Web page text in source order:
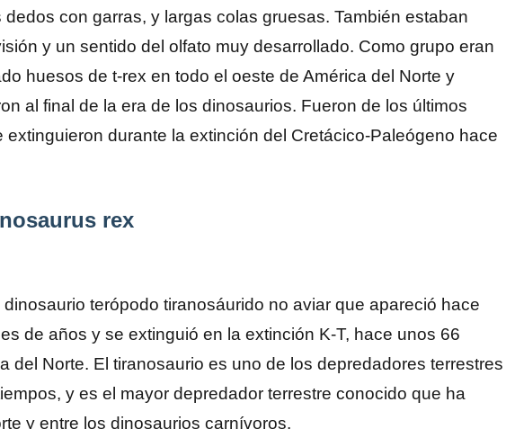
con garras, y largas colas gruesas. También estaban
y un sentido del olfato muy desarrollado. Como grupo eran
huesos de t-rex en todo el oeste de América del Norte y
al final de la era de los dinosaurios. Fueron de los últimos
durante la extinción del Cretácico-Paleógeno hace
rex
terópodo tiranosáurido no aviar que apareció hace
de años y se extinguió en la extinción K-T, hace unos 66
del Norte. El tiranosaurio es uno de los depredadores terrestres
y es el mayor depredador terrestre conocido que ha
y entre los dinosaurios carnívoros.